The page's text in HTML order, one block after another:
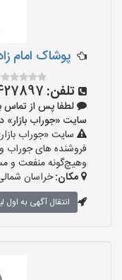
پوشاک امام
تلفن:
لطفا پس از تماس
سایت «جوراب بازار» دیده ام
سایت «جوراب
فروشنده های جوراب
وهیچ‌گونه منفعت و
مکان:خراسان
انتقال آگهی به